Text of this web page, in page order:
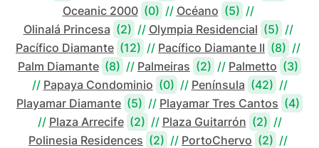
Oceanic 2000 (0) // Océano (5) //
Olinalá Princesa (2) // Olympia Residencial (5) //
Pacífico Diamante (12) // Pacífico Diamante II (8) //
Palm Diamante (8) // Palmeiras (2) // Palmetto (3)
// Papaya Condominio (0) // Península (42) //
Playamar Diamante (5) // Playamar Tres Cantos (4)
// Plaza Arrecife (2) // Plaza Guitarrón (2) //
Polinesia Residences (2) // PortoChervo (2) //